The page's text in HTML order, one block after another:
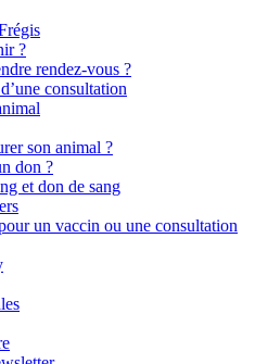
?
rendez-vous ?
consultation
son animal ?
don ?
et don de sang
un vaccin ou une consultation